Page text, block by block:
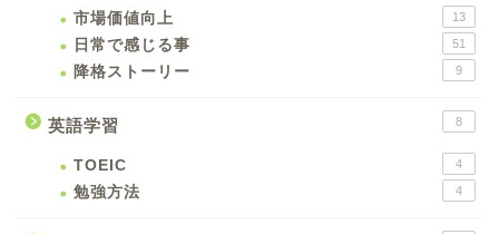
市場価値向上 13
日常で感じる事 51
降格ストーリー 9
英語学習 8
TOEIC 4
勉強方法 4